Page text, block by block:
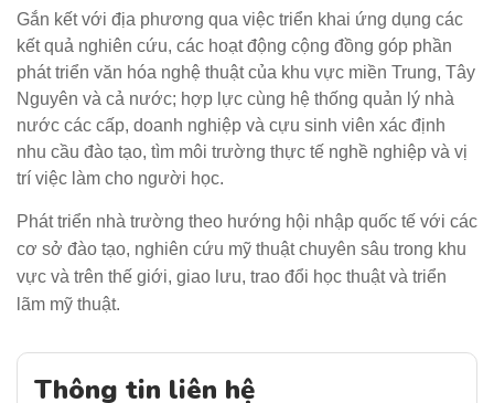
Gắn kết với địa phương qua việc triển khai ứng dụng các
kết quả nghiên cứu, các hoạt động cộng đồng góp phần
phát triển văn hóa nghệ thuật của khu vực miền Trung, Tây
Nguyên và cả nước; hợp lực cùng hệ thống quản lý nhà
nước các cấp, doanh nghiệp và cựu sinh viên xác định
nhu cầu đào tạo, tìm môi trường thực tế nghề nghiệp và vị
trí việc làm cho người học.
Phát triển nhà trường theo hướng hội nhập quốc tế với các
cơ sở đào tạo, nghiên cứu mỹ thuật chuyên sâu trong khu
vực và trên thế giới, giao lưu, trao đổi học thuật và triển
lãm mỹ thuật.
Thông tin liên hệ